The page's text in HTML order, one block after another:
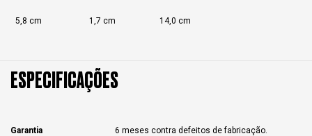
5,8 cm 1,7 cm 14,0 cm
ESPECIFICAÇÕES
Garantia 6 meses contra defeitos de fabricação.